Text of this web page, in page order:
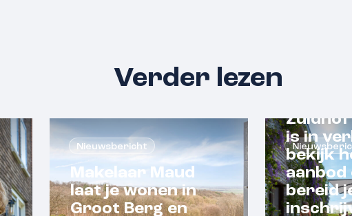
Verder lezen
Nieuwsbericht
Makelaar Maud
laat je wonen in
Groot Berg en
Zuidhof
is in
bekijk
aanbod
bereid